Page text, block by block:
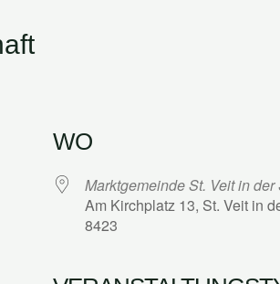
WO
Marktgemeinde St. Veit in
Am Kirchplatz 13, St. Veit in
8423